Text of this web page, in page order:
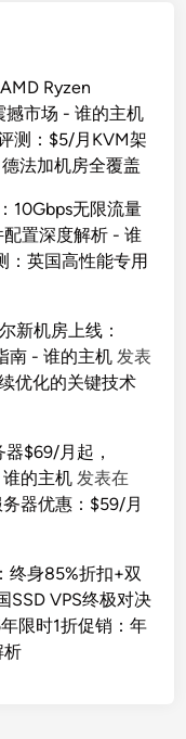
Ryzen
撼市场 - 谁的主机
测：$5/月KVM架
法加机房全覆盖
10Gbps无限流量
置深度解析 - 谁
：英国高性能专用
新机房上线：
南 - 谁的主机 发表
优化的关键技术
$69/月起，
的主机 发表在
器优惠：$59/月
终身85%折扣+双
SSD VPS终极对决
限时1折促销：年
析